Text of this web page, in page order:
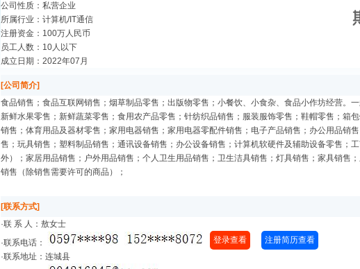
公司性质：私营企业
所属行业：计算机/IT通信
注册资金：100万人民币
员工人数：10人以下
成立日期：2022年07月
[公司简介]
食品销售；食品互联网销售；烟草制品零售；出版物零售；小餐饮、小食杂、食品小作坊经营。
新鲜水果零售；新鲜蔬菜零售；食用农产品零售；针纺织品销售；服装服饰零售；鞋帽零售；箱
销售；体育用品及器材零售；家用电器销售；家用电器零配件销售；电子产品销售；办公用品销
售；玩具销售；塑料制品销售；通讯设备销售；办公设备销售；计算机软硬件及辅助设备零售；
外）；家居用品销售；户外用品销售；个人卫生用品销售；卫生洁具销售；灯具销售；家具销售
销售（除销售需要许可的商品）；
[联系方式]
·联 系 人：敖女士
·联系电话：
登录查看
注册简历查看
·联系地址：连城县